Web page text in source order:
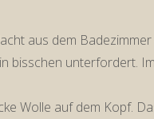
aus dem
bisschen unterfordert.
Wolle auf dem Kopf.